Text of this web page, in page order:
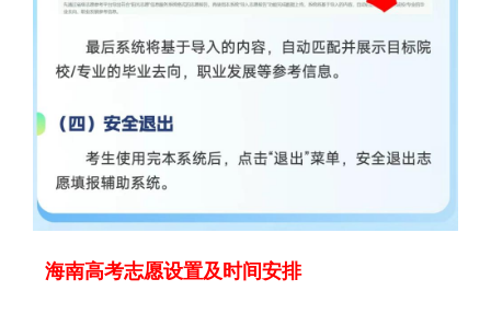
海南高考志愿设置及时间安排